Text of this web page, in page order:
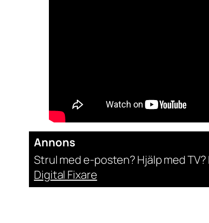
Annons
Strul med e-posten? Hjälp med
Digital Fixare